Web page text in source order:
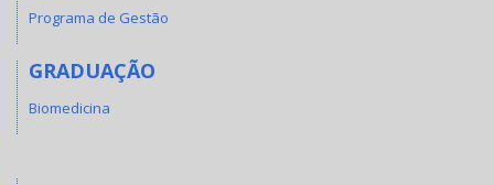
Programa de Gestão
GRADUAÇÃO
Biomedicina